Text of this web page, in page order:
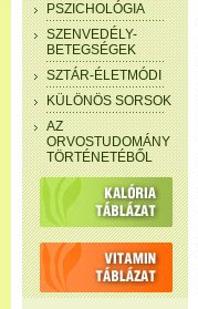
PSZICHOLÓGIA
SZENVEDÉLY-
BETEGSÉGEK
SZTÁR-ÉLETMÓDI
KÜLÖNÖS SORSOK
AZ
ORVOSTUDOMÁNY
TÖRTÉNETÉBŐL